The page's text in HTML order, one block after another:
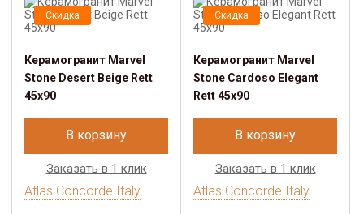
Скидка
Керамогранит Marvel
Stone Desert Beige Rett
45x90
В корзину
Заказать в 1 клик
Atlas Concorde Italy
Скидка
Керамогранит Marvel
Stone Cardoso Elegant
Rett 45x90
В корзину
Заказать в 1 клик
Atlas Concorde Italy